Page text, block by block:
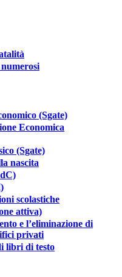
(Sgate)
Economica
(Sgate)
nascita
scolastiche
attiva)
e l’eliminazione di
privati
libri di testo